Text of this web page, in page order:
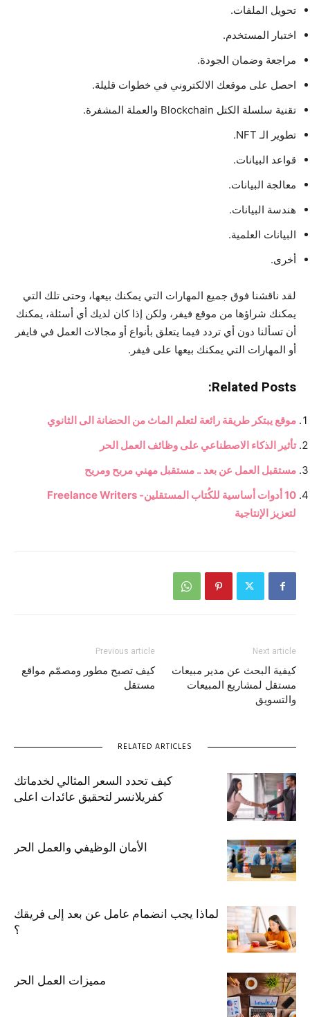
تحويل الملفات.
اختبار المستخدم.
مراجعة وضمان الجودة.
احصل على موقعك الالكتروني في خطوات قليلة.
تقنية سلسلة الكتل Blockchain والعملة المشفرة.
تطوير الـ NFT.
قواعد البيانات.
معالجة البيانات.
هندسة البيانات.
البيانات العلمية.
أخرى.
لقد ناقشنا فوق جميع المهارات التي يمكنك بيعها، وحتى تلك التي
يمكنك شراؤها من موقع فيفر، ولكن إذا كان لديك أي أسئلة، يمكنك
أن تسألنا دون أي تردد فيما يتعلق بأنواع أو مجالات العمل في فايفر
أو المهارات التي يمكنك بيعها على فيفر.
Related Posts:
موقع يبتكر طريقة رائعة لتعلم الماث من الحضانة الى الثانوي
تأثير الذكاء الاصطناعي على وظائف العمل الحر
مستقبل العمل عن بعد .. مستقبل مهني مربح ومريح
10 أدوات أساسية للكُتاب المستقلين- Freelance Writers
لتعزيز الإنتاجية
Previous article
كيف تصبح مطور ومصمّم مواقع
مستقل
Next article
كيفية البحث عن مدير مبيعات
مستقل لمشاريع المبيعات
والتسويق
RELATED ARTICLES
كيف تحدد السعر المثالي لخدماتك
كفريلانسر لتحقيق عائدات اعلى
الأمان الوظيفي والعمل الحر
لماذا يجب انضمام عامل عن بعد إلى فريقك
؟
مميزات العمل الحر